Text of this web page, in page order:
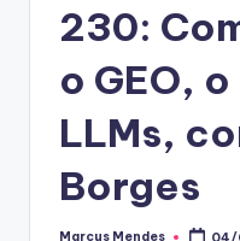
230:
o GEO,
LLMs,
Borges
Marcus Mendes 04/